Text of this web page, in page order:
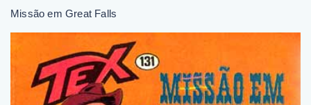
Missão em Great Falls